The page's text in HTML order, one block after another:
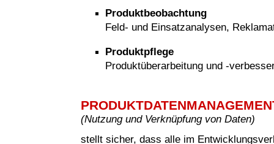
Produktbeobachtung
Feld- und Einsatzanalysen,
Produktpflege
Produktüberarbeitung und -
(Nutzung und Verknüpfung von Daten)
stellt sicher, dass alle im